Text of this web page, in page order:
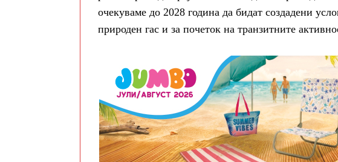
очекуваме до 2028 година да бидат создадени
природен гас и за почеток на транзитните